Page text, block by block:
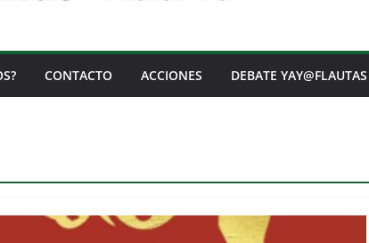
CONTACTO ACCIONES DEBATE YAY@FLAUTAS